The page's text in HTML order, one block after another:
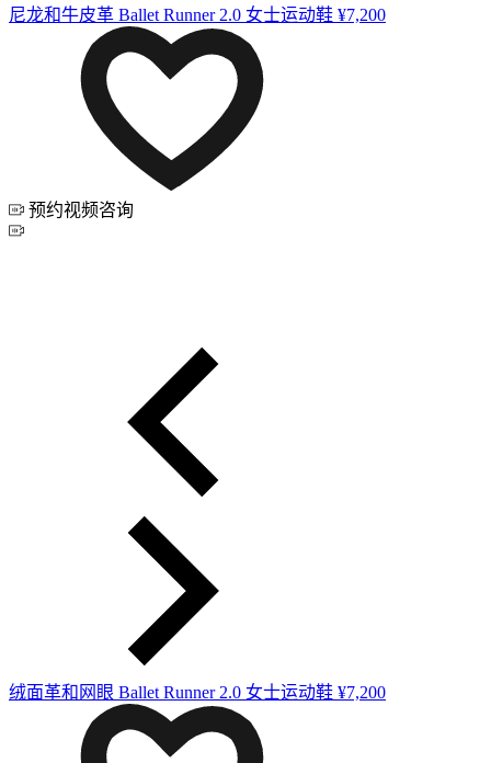
尼龙和牛皮革 Ballet Runner 2.0 女士运动鞋 ¥7,200
预约视频咨询
绒面革和网眼 Ballet Runner 2.0 女士运动鞋 ¥7,200